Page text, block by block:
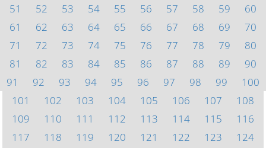
51
52 53 54 55 56 57 58 59
60
61
62 63 64 65 66 67 68 69
70
71
72 73 74 75 76 77 78 79
80
81
82 83 84 85 86 87 88 89
90
91
92 93 94 95 96 97 98 99
100
101
102 103 104 105 106 107
108
109
110 111 112 113 114 115
116
117
118 119 120 121 122 123
124